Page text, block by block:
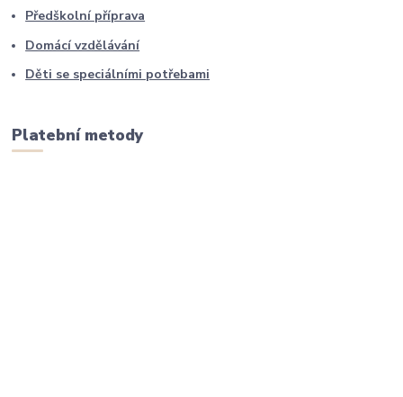
Předškolní příprava
Domácí vzdělávání
Děti se speciálními potřebami
Platební metody